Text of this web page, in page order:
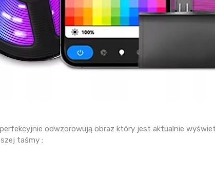
odwzorowują obraz który jest aktualnie
taśmy :